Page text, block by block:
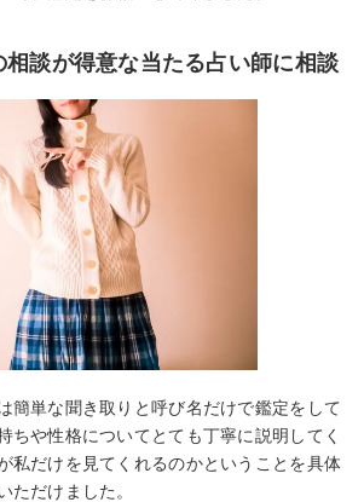
相談が得意な当たる占い師に相談
簡単な聞き取りと呼び名だけで鑑定をして
ちや性格についてとても丁寧に説明してく
私だけを見てくれるのかということを具体
ただけました。